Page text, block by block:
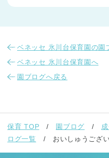
ベネッセ 氷川台保育園の園
ベネッセ 氷川台保育園へ
園ブログへ戻る
保育 TOP 園ブログ
ログ一覧
おいしゅうござ